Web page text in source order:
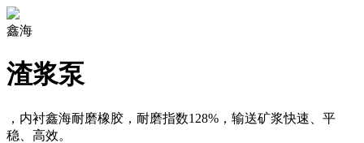
鑫海
渣浆泵
，内衬鑫海耐磨橡胶，耐磨指数128%，输送矿浆快速、平
稳、高效。